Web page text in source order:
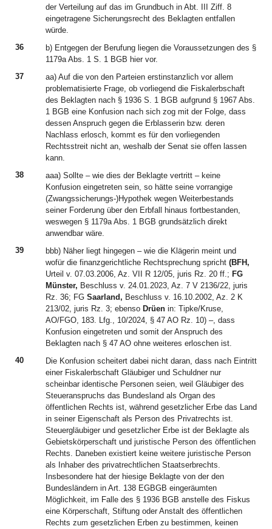
der Verteilung auf das im Grundbuch in Abt. III Ziff. 8
eingetragene Sicherungsrecht des Beklagten entfallen
würde.
36
b) Entgegen der Berufung liegen die Voraussetzungen des §
1179a Abs. 1 S. 1 BGB hier vor.
37
aa) Auf die von den Parteien erstinstanzlich vor allem
problematisierte Frage, ob vorliegend die Fiskalerbschaft
des Beklagten nach § 1936 S. 1 BGB aufgrund § 1967 Abs.
1 BGB eine Konfusion nach sich zog mit der Folge, dass
dessen Anspruch gegen die Erblasserin bzw. deren
Nachlass erlosch, kommt es für den vorliegenden
Rechtsstreit nicht an, weshalb der Senat sie offen lassen
kann.
38
aaa) Sollte – wie dies der Beklagte vertritt – keine
Konfusion eingetreten sein, so hätte seine vorrangige
(Zwangssicherungs-)Hypothek wegen Weiterbestands
seiner Forderung über den Erbfall hinaus fortbestanden,
weswegen § 1179a Abs. 1 BGB grundsätzlich direkt
anwendbar wäre.
39
bbb) Näher liegt hingegen – wie die Klägerin meint und
wofür die finanzgerichtliche Rechtsprechung spricht (BFH,
Urteil v. 07.03.2006, Az. VII R 12/05, juris Rz. 20 ff.; FG
Münster, Beschluss v. 24.01.2023, Az. 7 V 2136/22, juris
Rz. 36; FG Saarland, Beschluss v. 16.10.2002, Az. 2 K
213/02, juris Rz. 3; ebenso Drüen in: Tipke/Kruse,
AO/FGO, 183. Lfg., 10/2024, § 47 AO Rz. 10) –, dass
Konfusion eingetreten und somit der Anspruch des
Beklagten nach § 47 AO ohne weiteres erloschen ist.
40
Die Konfusion scheitert dabei nicht daran, dass nach Eintritt
einer Fiskalerbschaft Gläubiger und Schuldner nur
scheinbar identische Personen seien, weil Gläubiger des
Steueranspruchs das Bundesland als Organ des
öffentlichen Rechts ist, während gesetzlicher Erbe das Land
in seiner Eigenschaft als Person des Privatrechts ist.
Steuergläubiger und gesetzlicher Erbe ist der Beklagte als
Gebietskörperschaft und juristische Person des öffentlichen
Rechts. Daneben existiert keine weitere juristische Person
als Inhaber des privatrechtlichen Staatserbrechts.
Insbesondere hat der hiesige Beklagte von der den
Bundesländern in Art. 138 EGBGB eingeräumten
Möglichkeit, im Falle des § 1936 BGB anstelle des Fiskus
eine Körperschaft, Stiftung oder Anstalt des öffentlichen
Rechts zum gesetzlichen Erben zu bestimmen, keinen